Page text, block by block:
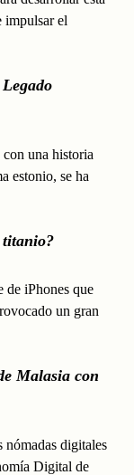
impulsar el
una historia
estonio, se ha
titanio?
de iPhones que
un gran
Malasia con
nómadas digitales
Digital de